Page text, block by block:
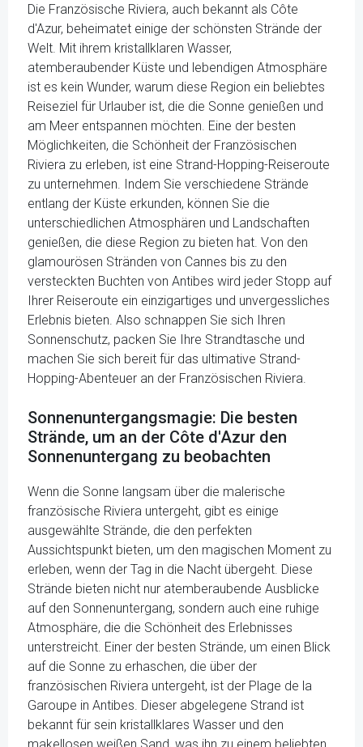
Die Französische Riviera, auch bekannt als Côte
d'Azur, beheimatet einige der schönsten Strände der
Welt. Mit ihrem kristallklaren Wasser,
atemberaubender Küste und lebendigen Atmosphäre
ist es kein Wunder, warum diese Region ein beliebtes
Reiseziel für Urlauber ist, die die Sonne genießen und
am Meer entspannen möchten. Eine der besten
Möglichkeiten, die Schönheit der Französischen
Riviera zu erleben, ist eine Strand-Hopping-Reiseroute
zu unternehmen. Indem Sie verschiedene Strände
entlang der Küste erkunden, können Sie die
unterschiedlichen Atmosphären und Landschaften
genießen, die diese Region zu bieten hat. Von den
glamourösen Stränden von Cannes bis zu den
versteckten Buchten von Antibes wird jeder Stopp auf
Ihrer Reiseroute ein einzigartiges und unvergessliches
Erlebnis bieten. Also schnappen Sie sich Ihren
Sonnenschutz, packen Sie Ihre Strandtasche und
machen Sie sich bereit für das ultimative Strand-
Hopping-Abenteuer an der Französischen Riviera.
Sonnenuntergangsmagie: Die besten
Strände, um an der Côte d'Azur den
Sonnenuntergang zu beobachten
Wenn die Sonne langsam über die malerische
französische Riviera untergeht, gibt es einige
ausgewählte Strände, die den perfekten
Aussichtspunkt bieten, um den magischen Moment zu
erleben, wenn der Tag in die Nacht übergeht. Diese
Strände bieten nicht nur atemberaubende Ausblicke
auf den Sonnenuntergang, sondern auch eine ruhige
Atmosphäre, die die Schönheit des Erlebnisses
unterstreicht. Einer der besten Strände, um einen Blick
auf die Sonne zu erhaschen, die über der
französischen Riviera untergeht, ist der Plage de la
Garoupe in Antibes. Dieser abgelegene Strand ist
bekannt für sein kristallklares Wasser und den